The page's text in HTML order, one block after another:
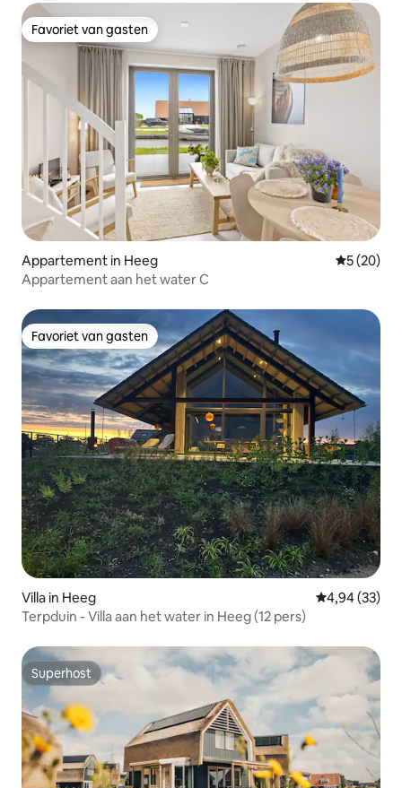
Favoriet van gasten
Favoriet van gasten
Appartement in Heeg
5 (20)
Appartement aan het water C
Favoriet van gasten
Favoriet van gasten
Villa in Heeg Gemiddelde
4,94 (33)
Terpduin - Villa aan het water in Heeg (12 pers)
Superhost
Superhost